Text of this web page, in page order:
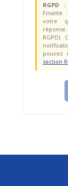
RGPD :
Finalité
votre
RGPD).
pouvez
section